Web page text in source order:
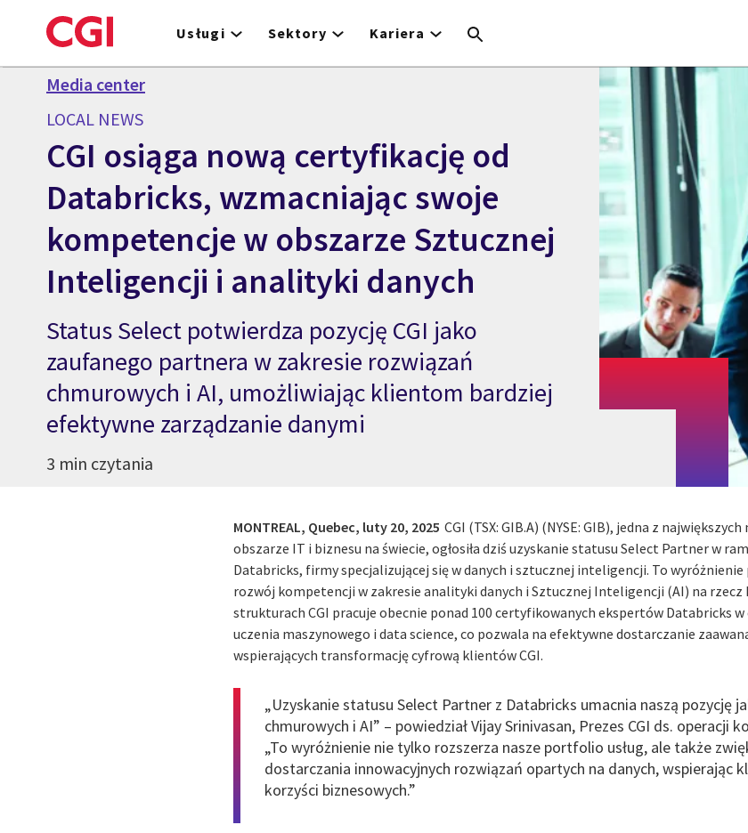
to
content
Usługi Sektory Kariera
Media center
LOCAL NEWS
CGI osiąga nową certyfikację od
Databricks, wzmacniając swoje
kompetencje w obszarze Sztucznej
Inteligencji i analityki danych
Status Select potwierdza pozycję CGI jako
zaufanego partnera w zakresie rozwiązań
chmurowych i AI, umożliwiając klientom bardziej
efektywne zarządzanie danymi
3 min czytania
MONTREAL, Quebec, luty 20, 2025 CGI (TSX: GIB.A) (NYSE: GIB), jedna z
obszarze IT i biznesu na świecie, ogłosiła dziś uzyskanie statusu Select Partner w
Databricks, firmy specjalizującej się w danych i sztucznej inteligencji. To wyróżnienie
rozwój kompetencji w zakresie analityki danych i Sztucznej Inteligencji (AI) na rzecz
strukturach CGI pracuje obecnie ponad 100 certyfikowanych ekspertów Databricks
uczenia maszynowego i data science, co pozwala na efektywne dostarczanie
wspierających transformację cyfrową klientów CGI.
„Uzyskanie statusu Select Partner z Databricks umacnia naszą pozycję
chmurowych i AI” – powiedział Vijay Srinivasan, Prezes CGI ds. operacji
„To wyróżnienie nie tylko rozszerza nasze portfolio usług, ale także
dostarczania innowacyjnych rozwiązań opartych na danych, wspierając
korzyści biznesowych.”